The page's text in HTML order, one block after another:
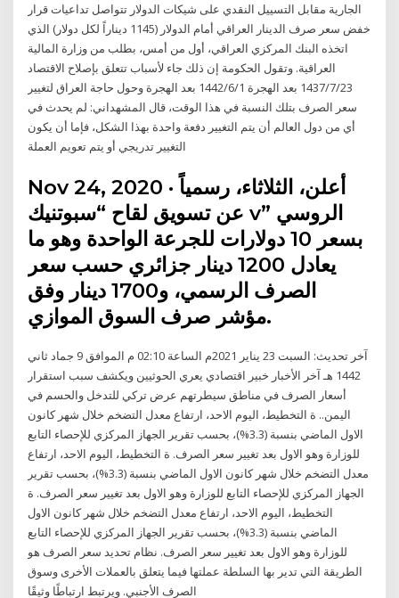
الجارية مقابل التسييل النقدي على شيكات الدولار تتواصل تداعيات قرار
خفض سعر صرف الدينار العراقي أمام الدولار (1145 ديناراً لكل دولار) الذي
اتخذه البنك المركزي العراقي، أول من أمس، بطلب من وزارة المالية
العراقية. وتقول الحكومة إن ذلك جاء لأسباب تتعلق بإصلاح الاقتصاد
23‏‏/7‏‏/1437 بعد الهجرة 1‏‏/6‏‏/1442 بعد الهجرة وحول حاجة العراق لتغيير
سعر الصرف بتلك النسبة في هذا الوقت، قال المشهداني: لم يحدث في
أي من دول العالم أن يتم التغيير دفعة واحدة بهذا الشكل، فإما أن يكون
التغيير تدريجي أو يتم تعويم العملة
Nov 24, 2020 · أعلن، الثلاثاء، رسمياً
عن تسويق لقاح “سبوتنيك v” الروسي
بسعر 10 دولارات للجرعة الواحدة وهو ما
يعادل 1200 دينار جزائري حسب سعر
الصرف الرسمي، و1700 دينار وفق
مؤشر صرف السوق الموازي.
آخر تحديث: السبت 23 يناير 2021م الساعة 02:10 م الموافق 9 جماد ثاني
1442 هـ آخر الأخبار خبير اقتصادي يعري الحوثيين ويكشف سبب استقرار
أسعار الصرف في مناطق سيطرتهم عرض تركي للتدخل والحسم في
اليمن.. ة التخطيط، اليوم الاحد، ارتفاع معدل التضخم خلال شهر كانون
الاول الماضي بنسبة (3.3%)، بحسب تقرير الجهاز المركزي للإحصاء التابع
للوزارة وهو الاول بعد تغيير سعر الصرف. ة التخطيط، اليوم الاحد، ارتفاع
معدل التضخم خلال شهر كانون الاول الماضي بنسبة (3.3%)، بحسب تقرير
الجهاز المركزي للإحصاء التابع للوزارة وهو الاول بعد تغيير سعر الصرف. ة
التخطيط، اليوم الاحد، ارتفاع معدل التضخم خلال شهر كانون الاول
الماضي بنسبة (3.3%)، بحسب تقرير الجهاز المركزي للإحصاء التابع
للوزارة وهو الاول بعد تغيير سعر الصرف. نظام تحديد سعر الصرف هو
الطريقة التي تدير بها السلطة عملتها فيما يتعلق بالعملات الأخرى وسوق